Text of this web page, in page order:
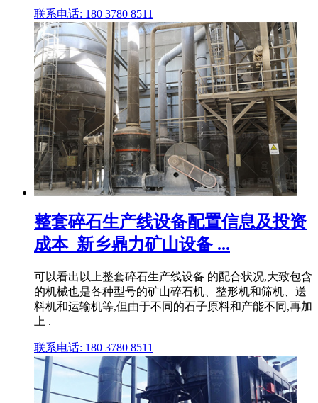
联系电话: 180 3780 8511
整套碎石生产线设备配置信息及投资
成本_新乡鼎力矿山设备 ...
可以看出以上整套碎石生产线设备 的配合状况,大致包含
的机械也是各种型号的矿山碎石机、整形机和筛机、送
料机和运输机等,但由于不同的石子原料和产能不同,再加
上 .
联系电话: 180 3780 8511